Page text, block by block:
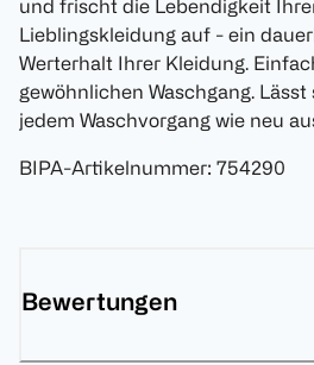
und frischt die Lebendigkeit
Lieblingskleidung auf - ein
Werterhalt Ihrer Kleidung.
gewöhnlichen Waschgang.
jedem Waschvorgang wie neu
BIPA-Artikelnummer: 754290
Bewertungen